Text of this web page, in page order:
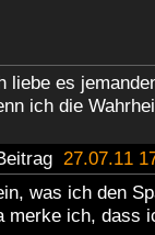
liebe es
ich die
27.07.11
was ich den
merke ich, dass